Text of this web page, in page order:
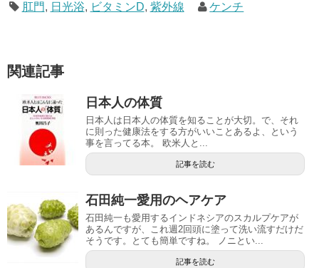
肛門, 日光浴, ビタミンD, 紫外線 ケンチ
関連記事
日本人の体質
日本人は日本人の体質を知ることが大切。で、それ
に則った健康法をする方がいいことあるよ、という
事を言ってる本。 欧米人と...
記事を読む
石田純一愛用のヘアケア
石田純一も愛用するインドネシアのスカルプケアが
あるんですが、これ週2回頭に塗って洗い流すだけだ
そうです。とても簡単ですね。 ノニとい...
記事を読む